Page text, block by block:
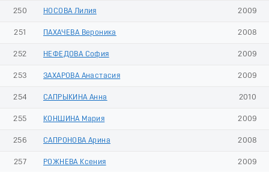
250 НОСОВА Лилия 2009
251 ПАХАЧЕВА Вероника 2008
252 НЕФЕДОВА София 2009
253 ЗАХАРОВА Анастасия 2009
254 САПРЫКИНА Анна 2010
255 КОНШИНА Мария 2009
256 САПРОНОВА Арина 2008
257 РОЖНЕВА Ксения 2009